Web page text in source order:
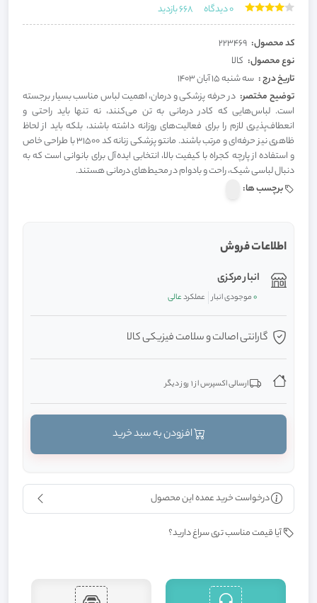
0دیدگاه 668بازدید
کد محصول: 223469
نوع محصول: کالا
تاریخ درج : سه شنبه 15 آبان 1403
توضیح مختصر: در حرفه پزشکی و درمان، اهمیت لباس مناسب بسیار برجسته
است. لباس‌هایی که کادر درمانی به تن می‌کنند، نه تنها باید راحتی و
انعطاف‌پذیری لازم را برای فعالیت‌های روزانه داشته باشند، بلکه باید از لحاظ
ظاهری نیز حرفه‌ای و مرتب باشند. مانتو پزشکی زنانه کد 31500 با طراحی خاص
و استفاده از پارچه کجراه با کیفیت بالا، انتخابی ایده‌آل برای بانوانی است که به
دنبال لباسی شیک، راحت و بادوام در محیط‌های درمانی هستند.
برچسب ها:
اطلاعات فروش
انبار مرکزی
0موجودی انبار عملکردعالی
گارانتی اصالت و سلامت فیزیکی کالا
ارسالی اکسپرس از 1 روز دیگر
درخواست خرید عمده این محصول
آیا قیمت مناسب تری سراغ دارید؟